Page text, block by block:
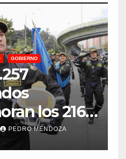
GOBIERNO
los 216
en el
PEDRO MENDOZA